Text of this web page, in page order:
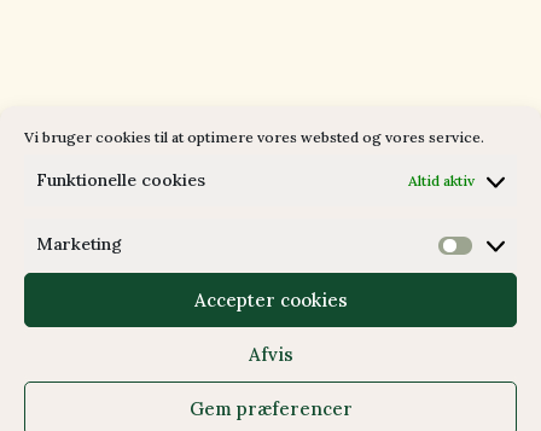
Vi bruger cookies til at optimere vores websted og vores service.
Funktionelle cookies Altid aktiv
Marketing
Accepter cookies
Afvis
Gem præferencer
Til Gitte var målet at skabe et digitalt
univers, der føles lige så trygt og
nærværende som det terapeutiske rum, hun
møder sine klienter i.
Da Gitte kontaktede mig, var det vigtigt at
skabe et univers, der afspejlede hendes